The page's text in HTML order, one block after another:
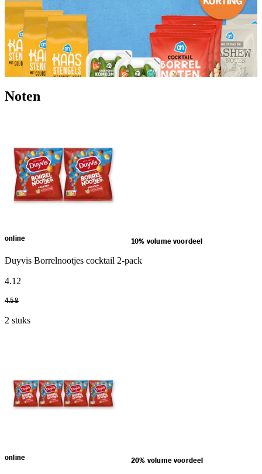
Noten
online 10% volume voordeel
Duyvis Borrelnootjes cocktail 2-pack
4.12
4.58
2 stuks
online 20% volume voordeel